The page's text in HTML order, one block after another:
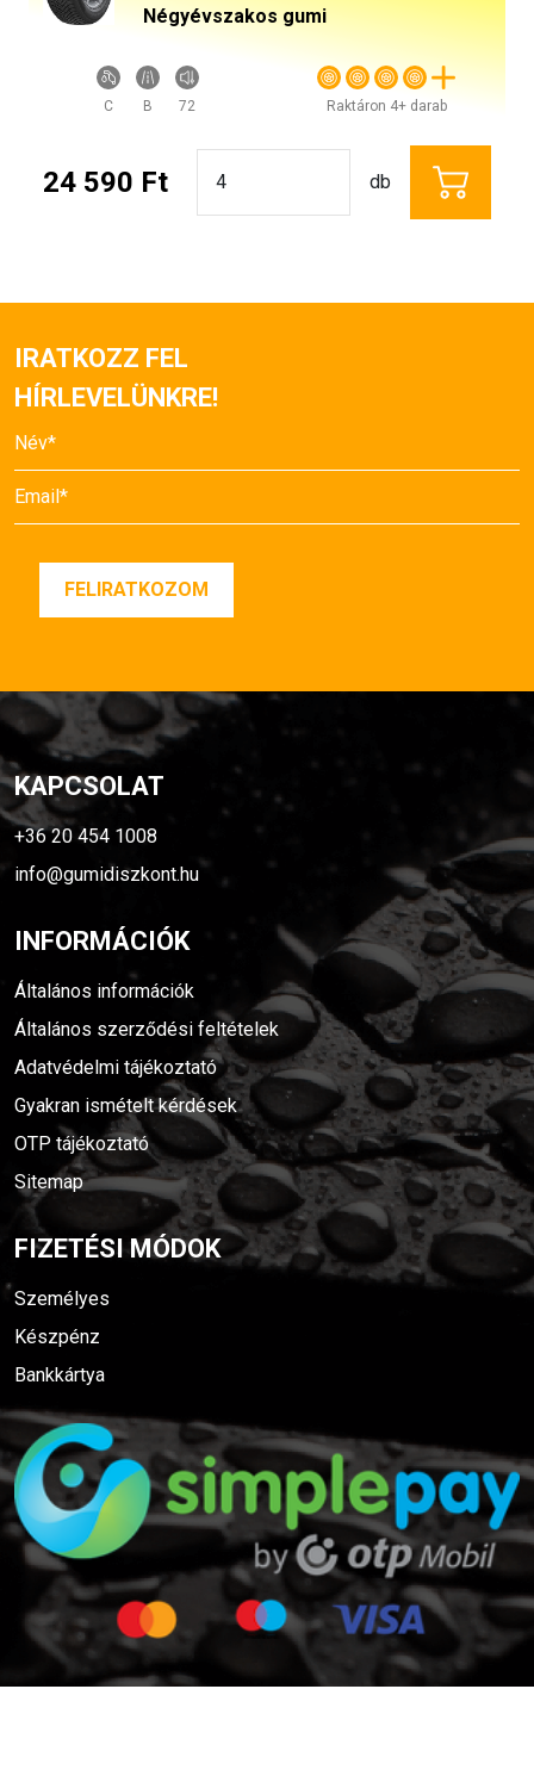
Négyévszakos gumi
C B 72 Raktáron 4+ darab
24 590 Ft db
IRATKOZZ FEL
HÍRLEVELÜNKRE!
KAPCSOLAT
+36 20 454 1008
info@gumidiszkont.hu
INFORMÁCIÓK
Általános információk
Általános szerződési feltételek
Adatvédelmi tájékoztató
Gyakran ismételt kérdések
OTP tájékoztató
Sitemap
FIZETÉSI MÓDOK
Személyes
Készpénz
Bankkártya